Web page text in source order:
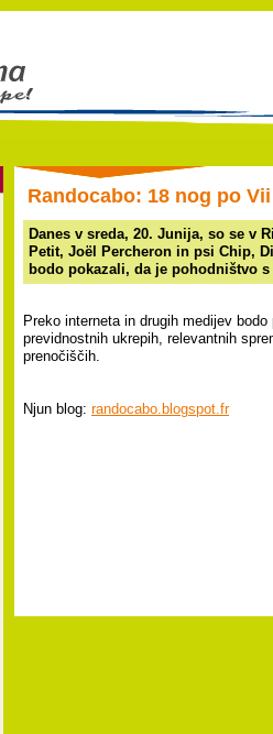
Randocabo: 18 nog po
Danes v sreda, 20. Junija, so se v
Petit, Joël Percheron in psi Chip,
bodo pokazali, da je pohodništvo
Preko interneta in drugih medijev
previdnostnih ukrepih, relevantnih
prenočiščih.
Njun blog: randocabo.blogspot.fr